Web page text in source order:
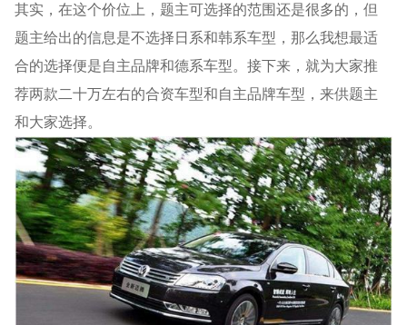
其实，在这个价位上，题主可选择的范围还是很多的，但
题主给出的信息是不选择日系和韩系车型，那么我想最适
合的选择便是自主品牌和德系车型。接下来，就为大家推
荐两款二十万左右的合资车型和自主品牌车型，来供题主
和大家选择。